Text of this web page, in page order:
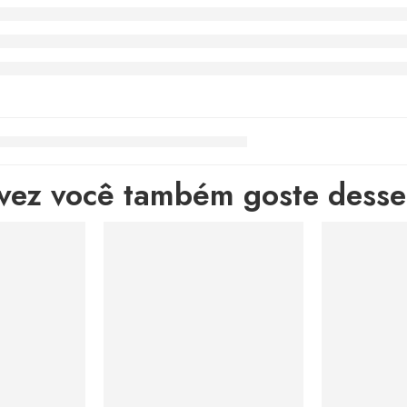
você também goste